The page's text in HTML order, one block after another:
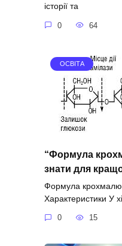
історії та
0 64
ОСВІТА
“Формула
знати для
Формула
Характеристики У
0 15